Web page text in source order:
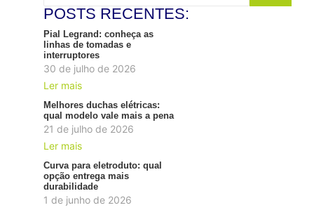
POSTS RECENTES:
Pial Legrand: conheça as
linhas de tomadas e
interruptores
30 de julho de 2026
Ler mais
Melhores duchas elétricas:
qual modelo vale mais a pena
21 de julho de 2026
Ler mais
Curva para eletroduto: qual
opção entrega mais
durabilidade
1 de junho de 2026